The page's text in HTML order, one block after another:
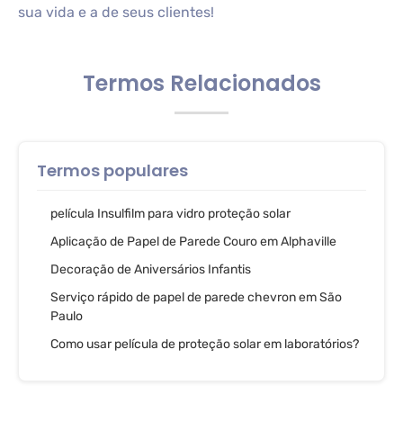
sua vida e a de seus clientes!
Termos Relacionados
Termos populares
película Insulfilm para vidro proteção solar
Aplicação de Papel de Parede Couro em Alphaville
Decoração de Aniversários Infantis
Serviço rápido de papel de parede chevron em São
Paulo
Como usar película de proteção solar em laboratórios?